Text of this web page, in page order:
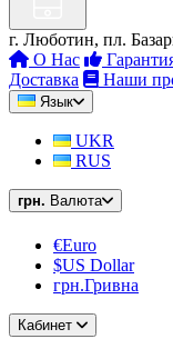
г. Люботин, пл.
О Нас
Доставка
Наши
Язык
UKR
RUS
грн. Валюта
€Euro
$US Dollar
грн.Гривна
Кабинет